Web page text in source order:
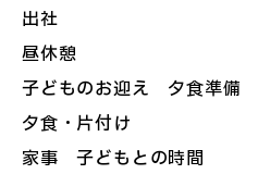
出社
昼休憩
子どものお迎え 夕食準備
夕食・片付け
家事 子どもとの時間